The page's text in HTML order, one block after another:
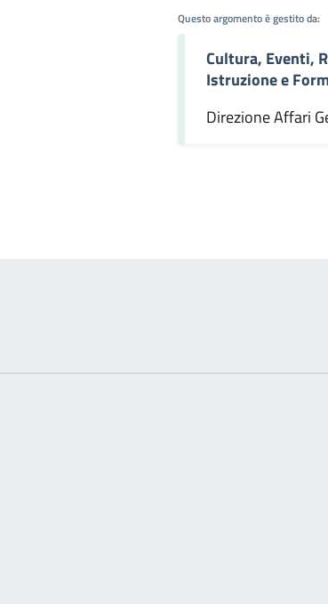
Questo argomento è gestito da:
Cultura, Eventi,
Istruzione e
Direzione Affari